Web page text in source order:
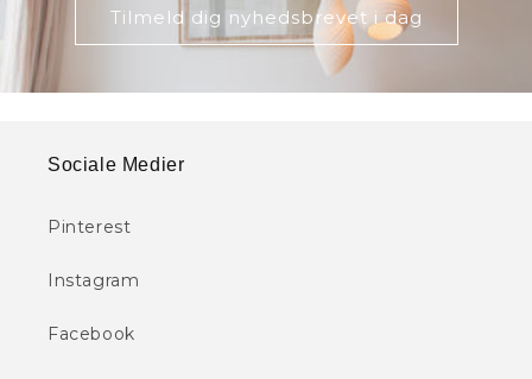
Tilmeld dig nyhedsbrevet i dag
Sociale Medier
Pinterest
Instagram
Facebook